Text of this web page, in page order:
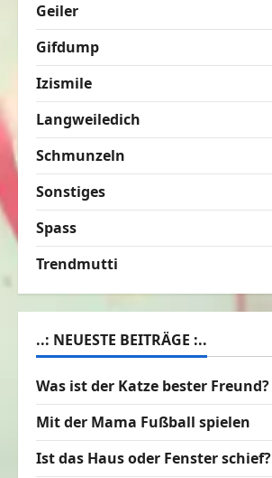
Geiler
Gifdump
Izismile
Langweiledich
Schmunzeln
Sonstiges
Spass
Trendmutti
..: NEUESTE BEITRÄGE :..
Was ist der Katze bester Freund?
Mit der Mama Fußball spielen
Ist das Haus oder Fenster schief?